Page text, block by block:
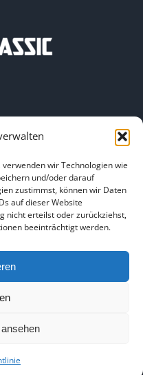
wir Technologien wie
und/oder darauf
zustimmst, können wir Daten
auf dieser Website
nicht erteilst oder zurückziehst,
beeinträchtigt werden.
|DATENSCHUTZ